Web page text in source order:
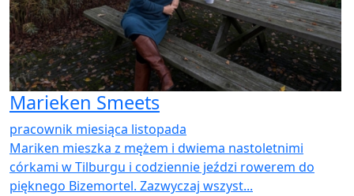
Marieken Smeets
pracownik miesiąca listopada
Mariken mieszka z mężem i dwiema nastoletnimi
córkami w Tilburgu i codziennie jeździ rowerem do
pięknego Bizemortel. Zazwyczaj wszyst...